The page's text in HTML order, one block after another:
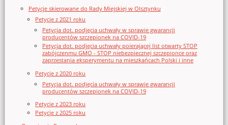
Petycje skierowane do Rady Miejskiej w Olsztynku
Petycje z 2021 roku
Petycja dot. podjęcia uchwały w sprawie gwarancji
producentów szczepionek na COVID-19
Petycja dot. podjęcia uchwały poierającej list otwarty STOP
zabójczenmu GMO - STOP niebezpiecznej szczepionce oraz
zaprzestania eksperymentu na mieszkańcach Polski i inne
Petycje z 2020 roku
Petycja dot. podjęcia uchwały w sprawie gwarancji
producentów szczepionek na COVID-19
Petycje z 2023 roku
Petycje z 2025 roku